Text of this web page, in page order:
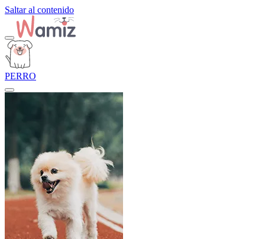
Saltar al contenido
PERRO